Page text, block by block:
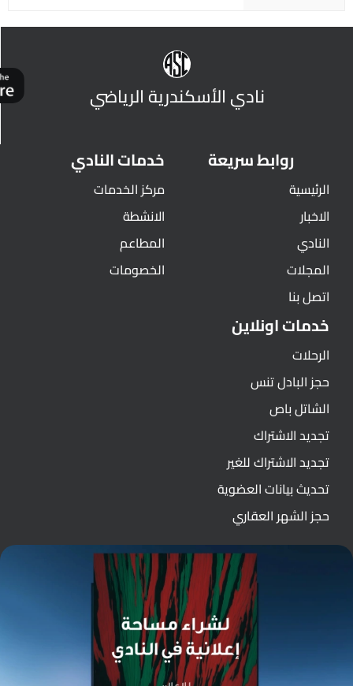
نادي الأسكندرية الرياضي
روابط سريعة
الرئيسية
الاخبار
النادي
المجلات
اتصل بنا
خدمات النادي
مركز الخدمات
الانشطة
المطاعم
الخصومات
خدمات اونلاين
الرحلات
حجز البادل تنس
الشاتل باص
تجديد الاشتراك
تجديد الاشتراك للغير
تحديث بيانات العضوية
حجز الشهر العقاري